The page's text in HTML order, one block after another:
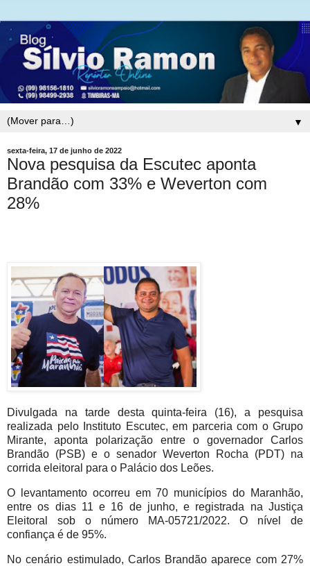
▼
sexta-feira, 17 de junho de 2022
Nova pesquisa da Escutec aponta
Brandão com 33% e Weverton com
28%
Divulgada na tarde desta quinta-feira (16), a pesquisa
realizada pelo Instituto Escutec, em parceria com o Grupo
Mirante, aponta polarização entre o governador Carlos
Brandão (PSB) e o senador Weverton Rocha (PDT) na
corrida eleitoral para o Palácio dos Leões.
O levantamento ocorreu em 70 municípios do Maranhão,
entre os dias 11 e 16 de junho, e registrada na Justiça
Eleitoral sob o número MA-05721/2022. O nível de
confiança é de 95%.
No cenário estimulado, Carlos Brandão aparece com 27%